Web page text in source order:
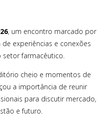
, um encontro marcado por
experiências e conexões
farmacêutico.
cheio e momentos de
a importância de reunir
para discutir mercado,
e futuro.